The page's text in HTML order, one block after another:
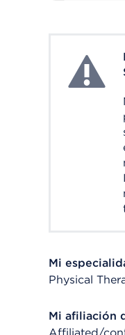
System
Mi
Physical
Mi afiliación